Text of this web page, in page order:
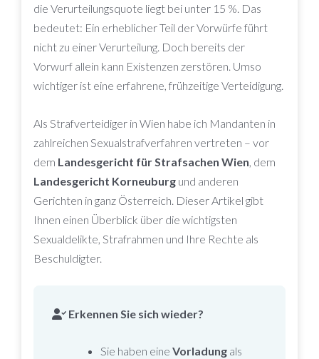
die Verurteilungsquote liegt bei unter 15 %. Das
bedeutet: Ein erheblicher Teil der Vorwürfe führt
nicht zu einer Verurteilung. Doch bereits der
Vorwurf allein kann Existenzen zerstören. Umso
wichtiger ist eine erfahrene, frühzeitige Verteidigung.
Als Strafverteidiger in Wien habe ich Mandanten in
zahlreichen Sexualstrafverfahren vertreten – vor
dem Landesgericht für Strafsachen Wien , dem
Landesgericht Korneuburg und anderen
Gerichten in ganz Österreich. Dieser Artikel gibt
Ihnen einen Überblick über die wichtigsten
Sexualdelikte, Strafrahmen und Ihre Rechte als
Beschuldigter.
Erkennen Sie sich wieder?
Sie haben eine Vorladungals